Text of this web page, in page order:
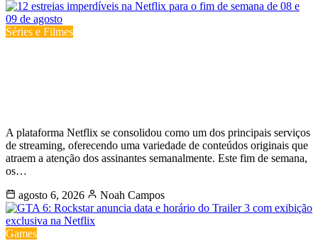
Séries e Filmes
A plataforma Netflix se consolidou como um dos principais serviços
de streaming, oferecendo uma variedade de conteúdos originais que
atraem a atenção dos assinantes semanalmente. Este fim de semana,
os…
agosto 6, 2026
Noah Campos
Games